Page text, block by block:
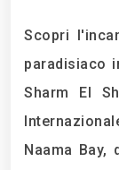
Scopri
paradisiaco
Sharm El
Naama